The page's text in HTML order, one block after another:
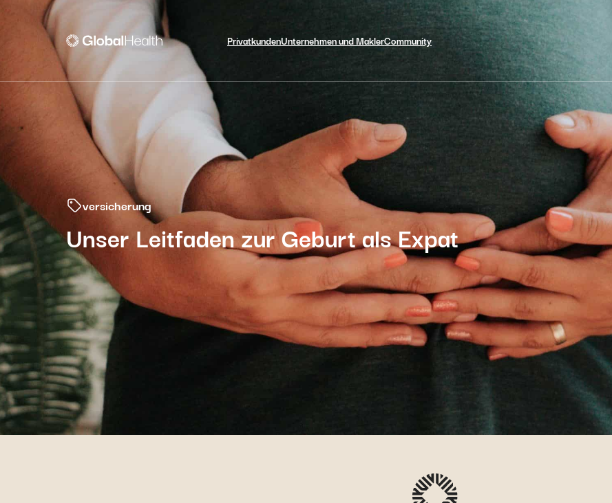
PrivatkundenUnternehmen und MaklerCommunity
versicherung
Unser Leitfaden zur Geburt als Expat